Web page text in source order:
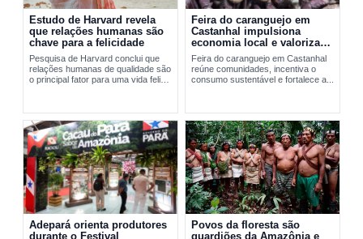
Estudo de Harvard revela
que relações humanas são
chave para a felicidade
Pesquisa de Harvard conclui que
relações humanas de qualidade são
o principal fator para uma vida feliz
Feira do caranguejo em
Castanhal impulsiona
economia local e valoriza
manejo sustentável
Feira do caranguejo em Castanhal
reúne comunidades, incentiva o
consumo sustentável e fortalece a...
Adepará orienta produtores
durante o Festival
Povos da floresta são
guardiões da Amazônia e